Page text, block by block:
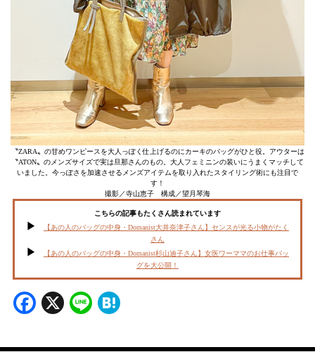
〝ZARA〟の甘めワンピースを大人っぽく仕上げるのにカーキのバッグがひと役。アウターは
〝ATON〟のメンズサイズで実は旦那さんのもの。大人フェミニンの装いにうまくマッチして
いました。今っぽさを加速させるメンズアイテムを取り入れたスタイリング術にも注目で
す！
撮影／寺山恵子 構成／望月琴海
こちらの記事もたくさん読まれています
【あの人のバッグの中身・Domanist大井奈津子さん】センスが光る小物がたく
さん
【あの人のバッグの中身・Domanist杉山迪子さん】女医ワーママのお仕事バッ
グを大公開！
Facebook
X Line